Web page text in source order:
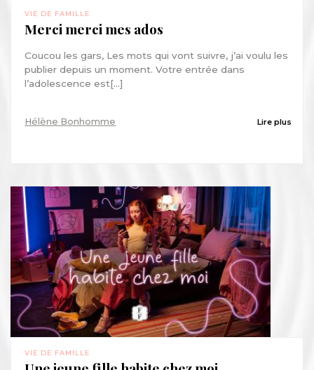
VIE DE FAMILLE
Merci merci mes ados
Coucou les gars, Les mots qui vont suivre, j’ai voulu les
publier depuis un moment. Votre entrée dans
l’adolescence est[...]
Hélène Bonhomme Lire plus
VIE DE FAMILLE